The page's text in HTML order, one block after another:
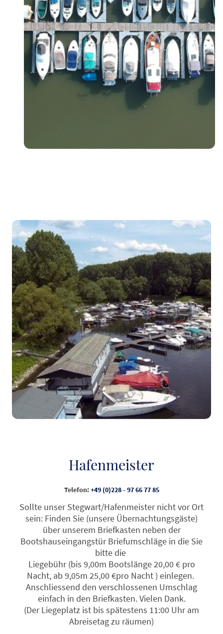
Hafenmeister
Telefon:+49 (0)228 - 97 66 77 85
Sollte unser Stegwart/Hafenmeister nicht vor Ort
sein: Finden Sie (unsere Übernachtungsgäste)
über unserem Briefkasten neben der
Bootshauseingangstür Briefumschläge in die Sie
bitte die
Liegebühr (bis 9,00m Bootslänge 20,00 € pro
Nacht, ab 9,05m 25,00 €pro Nacht ) einlegen.
Anschliessend den verschlossenen Umschlag
einfach in den Briefkasten. Vielen Dank.
(Der Liegeplatz ist bis spätestens 11:00 Uhr am
Abreisetag zu räumen)